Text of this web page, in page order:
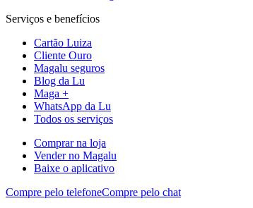
Serviços e benefícios
Cartão Luiza
Cliente Ouro
Magalu seguros
Blog da Lu
Maga +
WhatsApp da Lu
Todos os serviços
Comprar na loja
Vender no Magalu
Baixe o aplicativo
Compre pelo telefoneCompre pelo chat